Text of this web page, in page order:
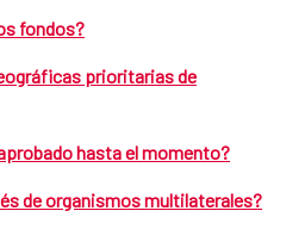
fondos?
prioritarias de
hasta el momento?
de organismos multilaterales?